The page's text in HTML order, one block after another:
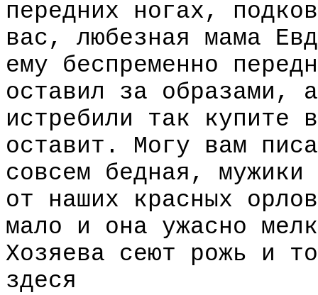
передних ногах,
вас, любезная мама
ему беспременно
оставил за образами,
истребили так купите
оставит. Могу вам
совсем бедная, мужики
от наших красных
мало и она ужасно
Хозяева сеют рожь и
здеся